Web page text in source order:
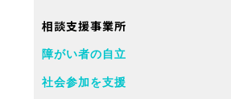
相談支援事業所
障がい者の自立
社会参加を支援